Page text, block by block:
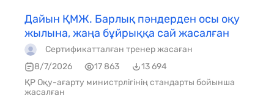
Дайын ҚМЖ. Барлық пәндерден осы оқу
жылына, жаңа бұйрыққа сай жасалған
Сертификатталған тренер жасаған
8/7/2026
17 863
13 694
ҚР Оқу-ағарту министрлігінің стандарты бойынша
жасалған